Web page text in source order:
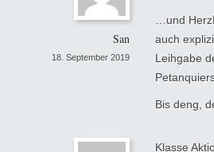
San
18. September 2019
…und
auch
Leihgabe
Bis deng,
Klasse